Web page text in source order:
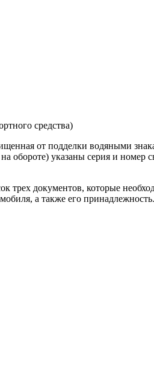
средства)
от подделки водяными
обороте) указаны серия и номер
документов, которые
а также его принадлежность.